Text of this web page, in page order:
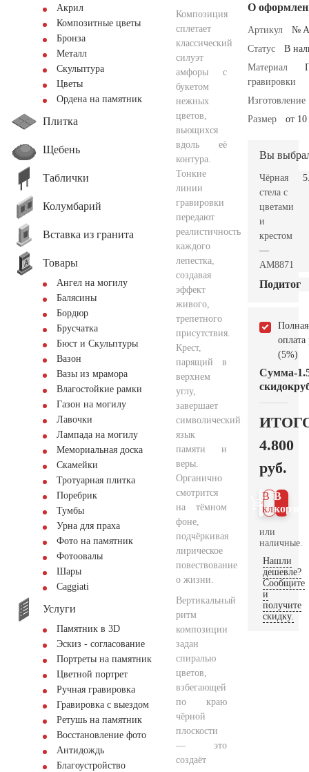
Акрил
Композитные цветы
Бронза
Металл
Скульптура
Цветы
Ордена на памятник
Плитка
Щебень
Таблички
Колумбарий
Вставка из гранита
Товары
Ангел на могилу
Балясины
Бордюр
Брусчатка
Бюст и Скульптуры
Вазон
Вазы из мрамора
Влагостойкие рамки
Газон на могилу
Лавочки
Лампада на могилу
Мемориальная доска
Скамейки
Тротуарная плитка
Поребрик
Тумбы
Урна для праха
Фото на памятник
Фотоовалы
Шары
Сaggiati
Услуги
Памятник в 3D
Эскиз - согласование
Портреты на памятник
Цветной портрет
Ручная гравировка
Гравировка с выездом
Ретушь на памятник
Восстановление фото
Антидождь
Благоустройство
Композиция
сплетает
классический
силуэт
амфоры с
букетом
нежных
цветов,
вьющихся
вдоль её
контура.
Тонкие
линии
гравировки
передают
реалистичность
каждого
лепестка,
создавая
эффект
живого,
трепетного
присутствия.
Крест,
парящий в
верхнем
углу,
завершает
символический
язык
памяти и
веры.
Органично
смотрится
на тёмном
фоне,
подчёркивая
лирическое
повествование
о жизни.
Вертикальный
ритм
композиции
задан
спиралью
цветов,
взбегающей
по краю
чёрной
плоскости
— это
создаёт
О
Артикул
№
Статус
В
Материал
гравировки
Изготовление
Размер
от
Вы
Чёрная
стела с
цветами
и
крестом
—
AM8871
Подитог
Полная
оплата
(5%)
Сумма
скидок
-
4.800
руб.
В
В 1
клик
или
наличные.
Нашли
дешевле?
Сообщите
и
получите
скидку.